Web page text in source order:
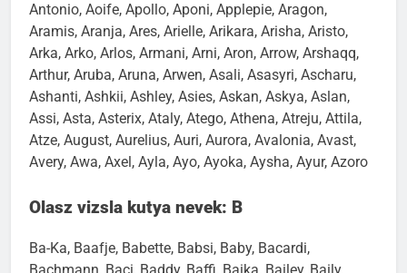
Antonio, Aoife, Apollo, Aponi, Applepie, Aragon,
Aramis, Aranja, Ares, Arielle, Arikara, Arisha, Aristo,
Arka, Arko, Arlos, Armani, Arni, Aron, Arrow, Arshaqq,
Arthur, Aruba, Aruna, Arwen, Asali, Asasyri, Ascharu,
Ashanti, Ashkii, Ashley, Asies, Askan, Askya, Aslan,
Assi, Asta, Asterix, Ataly, Atego, Athena, Atreju, Attila,
Atze, August, Aurelius, Auri, Aurora, Avalonia, Avast,
Avery, Awa, Axel, Ayla, Ayo, Ayoka, Aysha, Ayur, Azoro
Olasz vizsla kutya nevek: B
Ba-Ka, Baafje, Babette, Babsi, Baby, Bacardi,